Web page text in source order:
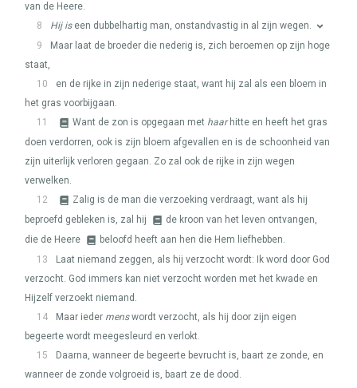
van de Heere.
8
Hij iseen dubbelhartig man, onstandvastig in al zijn wegen.
9
Maar laat de broeder die nederig is, zich beroemen op zijn hoge
staat,
10
en de rijke in zijn nederige staat, want hij zal als een bloem in
het gras voorbijgaan.
11
Want de zon is opgegaan met haarhitte en heeft het gras
doen verdorren, ook is zijn bloem afgevallen en is de schoonheid van
zijn uiterlijk verloren gegaan. Zo zal ook de rijke in zijn wegen
verwelken.
12
Zalig is de man die verzoeking verdraagt, want als hij
beproefd gebleken is, zal hij
de kroon van het leven ontvangen,
die de Heere
beloofd heeft aan hen die Hem liefhebben.
13
Laat niemand zeggen, als hij verzocht wordt: Ik word door God
verzocht. God immers kan niet verzocht worden met het kwade en
Hijzelf verzoekt niemand.
14
Maar ieder menswordt verzocht, als hij door zijn eigen
begeerte wordt meegesleurd en verlokt.
15
Daarna, wanneer de begeerte bevrucht is, baart ze zonde, en
wanneer de zonde volgroeid is, baart ze de dood.